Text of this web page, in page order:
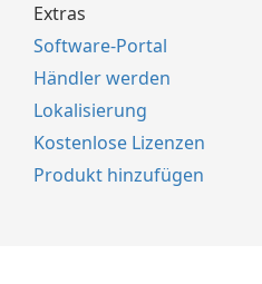
Extras
Software-Portal
Händler werden
Lokalisierung
Kostenlose Lizenzen
Produkt hinzufügen